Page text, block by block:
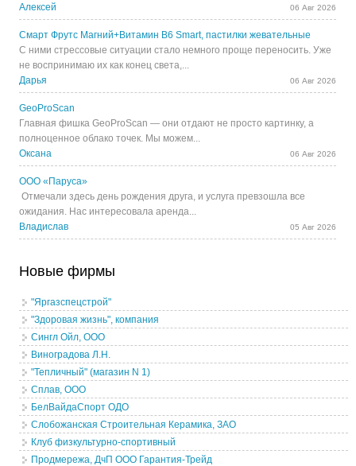
Алексей
06 Авг 2026
Смарт Фрутс Магний+Витамин В6 Smart, пастилки жевательные
С ними стрессовые ситуации стало немного проще переносить. Уже
не воспринимаю их как конец света,...
Дарья
06 Авг 2026
GeoProScan
Главная фишка GeoProScan — они отдают не просто картинку, а
полноценное облако точек. Мы можем...
Оксана
06 Авг 2026
ООО «Паруса»
Отмечали здесь день рождения друга, и услуга превзошла все
ожидания. Нас интересовала аренда...
Владислав
05 Авг 2026
Новые фирмы
"Яргазспецстрой"
"Здоровая жизнь", компания
Сингл Ойл, ООО
Виноградова Л.Н.
"Тепличный" (магазин N 1)
Сплав, ООО
БелВайдаСпорт ОДО
Слобожанская Строительная Керамика, ЗАО
Клуб физкультурно-спортивный
Продмережа, ДчП ООО Гарантия-Трейд